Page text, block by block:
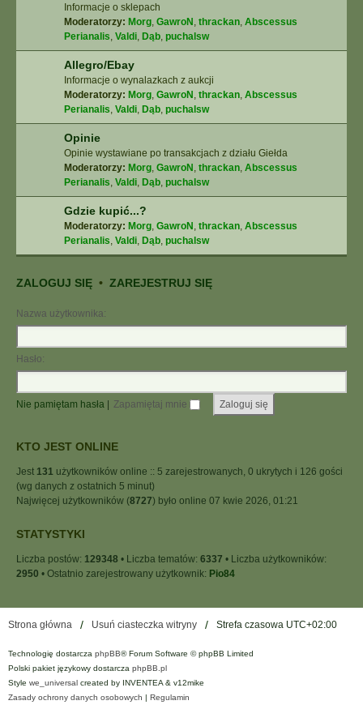
Informacje o sklepach
Moderatorzy: Morg, GawroN , thrackan, Abscessus
Perianalis, Valdi, Dąb, puchalsw
Allegro/Ebay
Informacje o wynalazkach z aukcji
Moderatorzy: Morg, GawroN , thrackan, Abscessus
Perianalis, Valdi, Dąb, puchalsw
Opinie
Opinie wystawiane po transakcjach z działu Giełda
Moderatorzy: Morg, GawroN , thrackan, Abscessus
Perianalis, Valdi, Dąb, puchalsw
Gdzie kupić...?
Moderatorzy: Morg, GawroN , thrackan, Abscessus
Perianalis, Valdi, Dąb, puchalsw
ZALOGUJ SIĘ • ZAREJESTRUJ SIĘ
Nazwa użytkownika:
Hasło:
Nie pamiętam hasła Zapamiętaj mnie
KTO JEST ONLINE
Jest 131 użytkowników online :: 5 zarejestrowanych, 0 ukrytych i 126 gości
(wg danych z ostatnich 5 minut)
Najwięcej użytkowników (8727) było online 07 kwie 2026, 01:21
STATYSTYKI
Liczba postów: 129348 • Liczba tematów: 6337 • Liczba użytkowników:
2950 • Ostatnio zarejestrowany użytkownik: Pio84
Strona główna Usuń ciasteczka witryny Strefa czasowa UTC+02:00
Technologię dostarcza phpBB® Forum Software © phpBB Limited
Polski pakiet językowy dostarcza phpBB.pl
Style we_universal created by INVENTEA & v12mike
Zasady ochrony danych osobowych | Regulamin